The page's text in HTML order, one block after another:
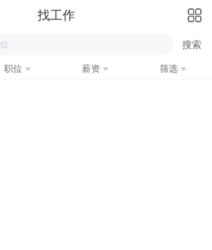
找工作
职位 薪资 筛选